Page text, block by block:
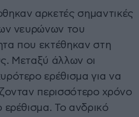
αρκετές σημαντικές
νευρώνων του
που εκτέθηκαν στη
Μεταξύ άλλων οι
ερέθισμα για να
περισσότερο χρόνο
Το ανδρικό